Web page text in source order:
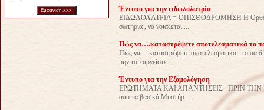
Έντυπο για την ειδωλολατρία
ΕΙΔΩΛΟΛΑΤΡΙΑ = ΟΠΙΣΘΟΔΡΟΜΗΣΗ Η Ορθόδοξη
σωτηρία , να νοιάζεται ...
Πώς να….καταστρέψετε αποτελεσματικά το
Πώς να….καταστρέψετε αποτελεσματικά
μην του αρνείστε ...
Έντυπο για την Εξομολόγηση
ΕΡΩΤΗΜΑΤΑ ΚΑΙ ΑΠΑΝΤΗΣΕΙΣ ΠΡΙΝ ΤΗΝ
από τα βασικά Μυστήρ...